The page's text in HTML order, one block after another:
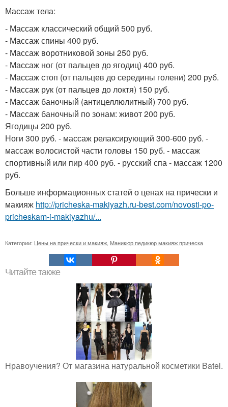
Массаж тела:
- Массаж классический общий 500 руб.
- Массаж спины 400 руб.
- Массаж воротниковой зоны 250 руб.
- Массаж ног (от пальцев до ягодиц) 400 руб.
- Массаж стоп (от пальцев до середины голени) 200 руб.
- Массаж рук (от пальцев до локтя) 150 руб.
- Массаж баночный (антицеллюлитный) 700 руб.
- Массаж баночный по зонам: живот 200 руб.
Ягодицы 200 руб.
Ноги 300 руб. - массаж релаксирующий 300-600 руб. -
массаж волосистой части головы 150 руб. - массаж
спортивный или пир 400 руб. - русский спа - массаж 1200
руб.
Больше информационных статей о ценах на прически и
макияж http://pricheska-makiyazh.ru-best.com/novosti-po-
pricheskam-i-makiyazhu/...
Категории: Цены на прически и макияж Маникюр педикюр макияж прическа
Читайте также
Нравоучения? От магазина натуральной косметики Batel.